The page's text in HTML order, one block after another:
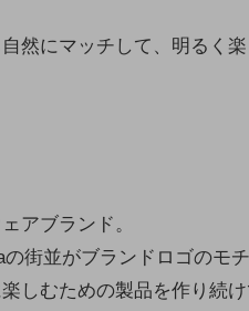
然にマッチして、明るく
アブランド。
街並がブランドロゴのモチ
しむための製品を作り続け